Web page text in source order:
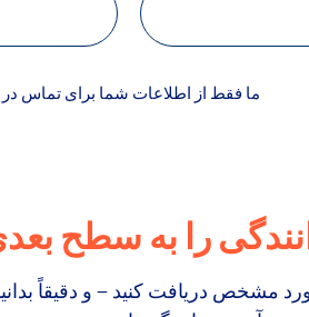
ما فقط از اطلاعات شما برای تماس در
را به سطح
مشخص دریافت کنید – و دقیقاً